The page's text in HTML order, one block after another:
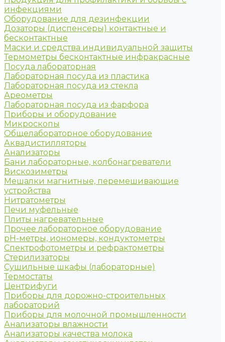
инфекциями
Оборудование для дезинфекции
Дозаторы (диспенсеры) контактные и
бесконтактные
Маски и средства индивидуальной защиты
Термометры бесконтактные инфракрасные
Посуда лабораторная
Лабораторная посуда из пластика
Лабораторная посуда из стекла
Ареометры
Лабораторная посуда из фарфора
Приборы и оборудование
Микроскопы
Общелабораторное оборудование
Аквадистилляторы
Анализаторы
Бани лабораторные, колбонагреватели
Вискозиметры
Мешалки магнитные, перемешивающие
устройства
Нитратометры
Печи муфельные
Плиты нагревательные
Прочее лабораторное оборудование
рН-метры, иономеры, кондуктометры
Спектрофотометры и рефрактометры
Стерилизаторы
Сушильные шкафы (лабораторные)
Термостаты
Центрифуги
Приборы для дорожно-строительных
лабораторий
Приборы для молочной промышленности
Анализаторы влажности
Анализаторы качества молока